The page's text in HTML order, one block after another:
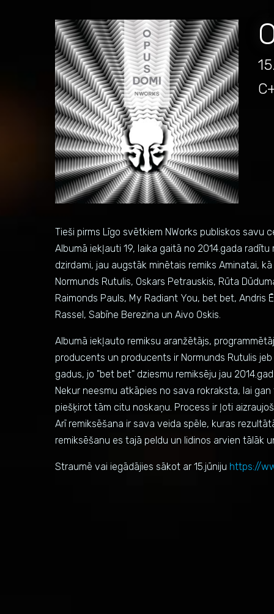
Tieši pirms Līgo svētkiem NWorks publiskos savu
Albumā iekļauti 19, laika gaitā no 2014.gada
dzirdami, jau augstāk minētais remiks Aminatai,
Normunds Rutulis, Oskars Petrauskis, Rūta
Raimonds Pauls, My Radiant You, bet bet, Andris
Rassel, Sabīne Berezina un Aivo Oskis.
Albumā iekļauto remiksu aranžētājs,
producents un producents ir Normunds Rutulis
gadus, jo "bet bet" dziesmu remiksēju jau
Nekur neesmu atkāpies no sava rokraksta, lai
piešķirot tām citu noskaņu. Process ir ļoti
Arī remiksēšana ir sava veida spēle, kuras
remiksēšanu es tajā peldu un lidinos arvien tālāk
Straumē vai iegādājies sākot ar 15.jūniju https://